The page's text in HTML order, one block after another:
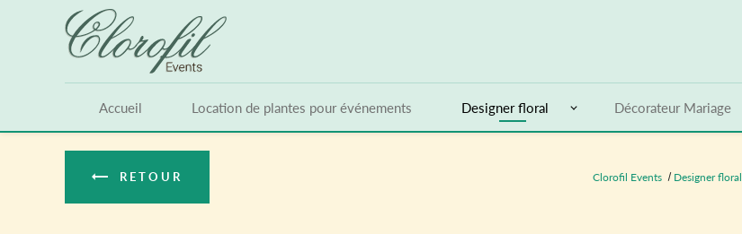
Accueil Location de plantes pour événements Designer floral Décorateur Mariage
Clorofil Events Designer floral
RETOUR
Panneau de gestion des cookies